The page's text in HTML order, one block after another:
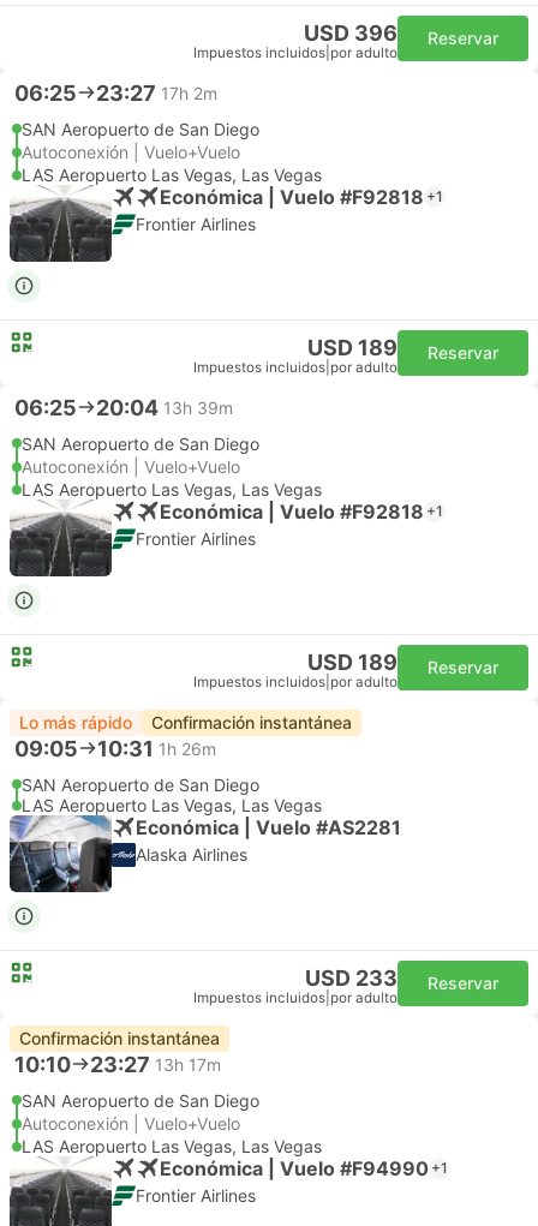
USD 396
Impuestos incluidos por adulto
Reservar
06:25 23:27 17h 2m
SAN Aeropuerto de San Diego
Autoconexión | Vuelo+Vuelo
LAS Aeropuerto Las Vegas, Las Vegas
Económica | Vuelo #F92818 +1
Frontier Airlines
USD 189
Impuestos incluidos por adulto
Reservar
06:25 20:04 13h 39m
SAN Aeropuerto de San Diego
Autoconexión | Vuelo+Vuelo
LAS Aeropuerto Las Vegas, Las Vegas
Económica | Vuelo #F92818 +1
Frontier Airlines
USD 189
Impuestos incluidos por adulto
Reservar
Lo más rápido Confirmación instantánea
09:05 10:31 1h 26m
SAN Aeropuerto de San Diego
LAS Aeropuerto Las Vegas, Las Vegas
Económica | Vuelo #AS2281
Alaska Airlines
USD 233
Impuestos incluidos por adulto
Reservar
Confirmación instantánea
10:10 23:27 13h 17m
SAN Aeropuerto de San Diego
Autoconexión | Vuelo+Vuelo
LAS Aeropuerto Las Vegas, Las Vegas
Económica | Vuelo #F94990 +1
Frontier Airlines